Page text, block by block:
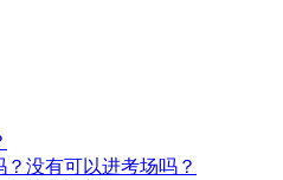
没有可以进考场吗？